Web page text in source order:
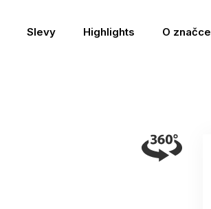
Slevy Highlights O značce